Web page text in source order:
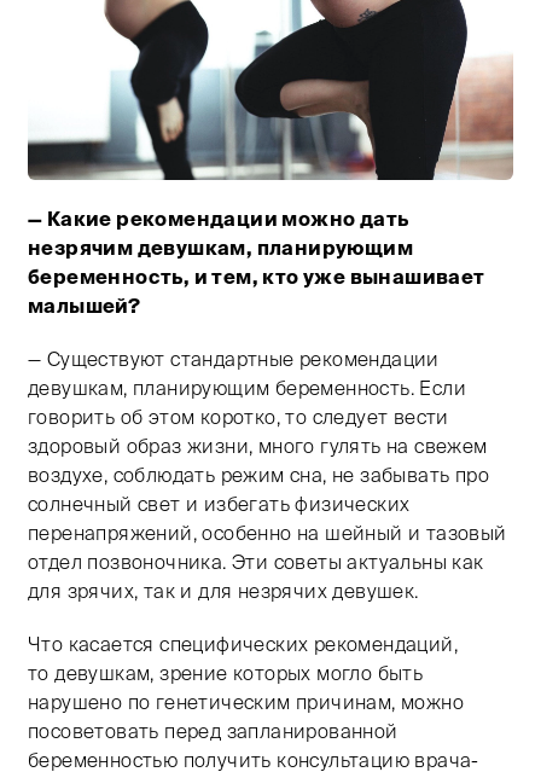
Тифлокомментарий: цветная фотография. Светлое
— Какие рекомендации можно дать
незрячим девушкам, планирующим
беременность, и тем, кто уже вынашивает
малышей?
— Существуют стандартные рекомендации
девушкам, планирующим беременность. Если
говорить об этом коротко, то следует вести
здоровый образ жизни, много гулять на свежем
воздухе, соблюдать режим сна, не забывать про
солнечный свет и избегать физических
перенапряжений, особенно на шейный и тазовый
отдел позвоночника. Эти советы актуальны как
для зрячих, так и для незрячих девушек.
Что касается специфических рекомендаций,
то девушкам, зрение которых могло быть
нарушено по генетическим причинам, можно
посоветовать перед запланированной
беременностью получить консультацию врача-